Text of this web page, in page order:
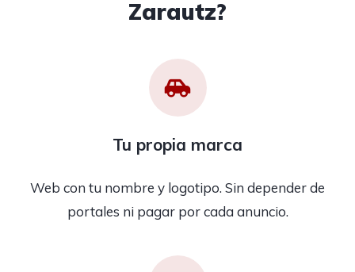
Zarautz?
Tu propia marca
Web con tu nombre y logotipo. Sin depender de
portales ni pagar por cada anuncio.